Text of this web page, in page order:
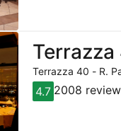
Terrazza
Terrazza 40 - R.
4.7 2008